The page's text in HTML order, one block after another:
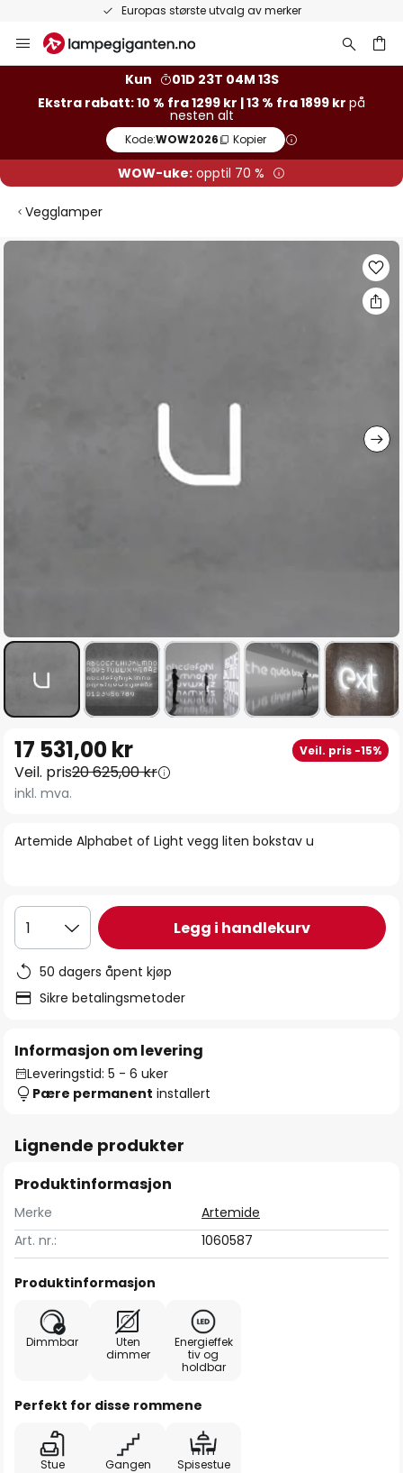
Europas største utvalg av merker
Hopp
til
Kun
01D 23T 04M 12S
Ekstra rabatt: 10 % fra 1299 kr | 13 % fra 1899 kr på
nesten alt
Kode:WOW2026 Kopier
WOW-uke: opptil 70 %
Vegglamper
Gå
begynnelsen
av
Artemide Alphabet of Light vegg liten bokstav u
17 531,00 kr Veil. pris -15%
Veil. pris20 625,00 kr
inkl. mva.
1 Legg i handlekurv
50 dagers åpent kjøp
Sikre betalingsmetoder
Informasjon om levering
Leveringstid: 5 - 6 uker
Pære permanent installert
Lignende produkter
Produktinformasjon
Merke
Artemide
Art. nr.:
1060587
Produktinformasjon
Dimmbar
Uten
dimmer
Energieffek
tiv og
holdbar
Perfekt for disse rommene
Stue Gangen Spisestue